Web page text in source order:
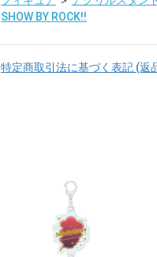
SHOW BY ROCK!!
特定商取引法に基づく表記 (返